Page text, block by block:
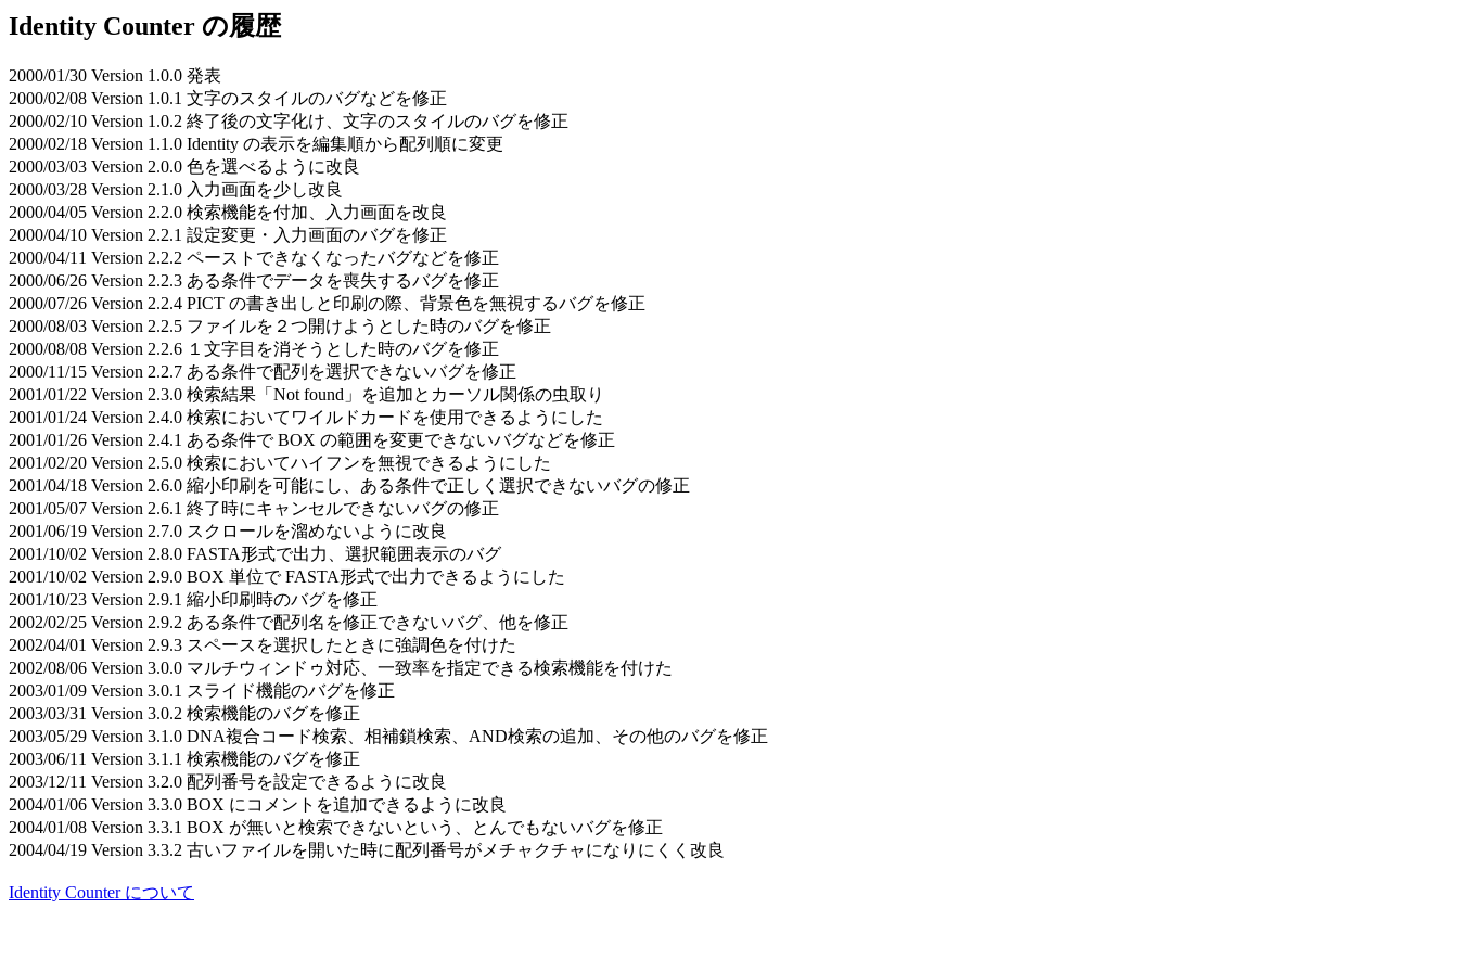
Identity Counter の履歴
2000/01/30 Version 1.0.0 発表
2000/02/08 Version 1.0.1 文字のスタイルのバグなどを修正
2000/02/10 Version 1.0.2 終了後の文字化け、文字のスタイルのバグを修正
2000/02/18 Version 1.1.0 Identity の表示を編集順から配列順に変更
2000/03/03 Version 2.0.0 色を選べるように改良
2000/03/28 Version 2.1.0 入力画面を少し改良
2000/04/05 Version 2.2.0 検索機能を付加、入力画面を改良
2000/04/10 Version 2.2.1 設定変更・入力画面のバグを修正
2000/04/11 Version 2.2.2 ペーストできなくなったバグなどを修正
2000/06/26 Version 2.2.3 ある条件でデータを喪失するバグを修正
2000/07/26 Version 2.2.4 PICT の書き出しと印刷の際、背景色を無視するバグを修正
2000/08/03 Version 2.2.5 ファイルを２つ開けようとした時のバグを修正
2000/08/08 Version 2.2.6 １文字目を消そうとした時のバグを修正
2000/11/15 Version 2.2.7 ある条件で配列を選択できないバグを修正
2001/01/22 Version 2.3.0 検索結果「Not found」を追加とカーソル関係の虫取り
2001/01/24 Version 2.4.0 検索においてワイルドカードを使用できるようにした
2001/01/26 Version 2.4.1 ある条件で BOX の範囲を変更できないバグなどを修正
2001/02/20 Version 2.5.0 検索においてハイフンを無視できるようにした
2001/04/18 Version 2.6.0 縮小印刷を可能にし、ある条件で正しく選択できないバグの修正
2001/05/07 Version 2.6.1 終了時にキャンセルできないバグの修正
2001/06/19 Version 2.7.0 スクロールを溜めないように改良
2001/10/02 Version 2.8.0 FASTA形式で出力、選択範囲表示のバグ
2001/10/02 Version 2.9.0 BOX 単位で FASTA形式で出力できるようにした
2001/10/23 Version 2.9.1 縮小印刷時のバグを修正
2002/02/25 Version 2.9.2 ある条件で配列名を修正できないバグ、他を修正
2002/04/01 Version 2.9.3 スペースを選択したときに強調色を付けた
2002/08/06 Version 3.0.0 マルチウィンドゥ対応、一致率を指定できる検索機能を付けた
2003/01/09 Version 3.0.1 スライド機能のバグを修正
2003/03/31 Version 3.0.2 検索機能のバグを修正
2003/05/29 Version 3.1.0 DNA複合コード検索、相補鎖検索、AND検索の追加、その他のバグを修正
2003/06/11 Version 3.1.1 検索機能のバグを修正
2003/12/11 Version 3.2.0 配列番号を設定できるように改良
2004/01/06 Version 3.3.0 BOX にコメントを追加できるように改良
2004/01/08 Version 3.3.1 BOX が無いと検索できないという、とんでもないバグを修正
2004/04/19 Version 3.3.2 古いファイルを開いた時に配列番号がメチャクチャになりにくく改良
Identity Counter について